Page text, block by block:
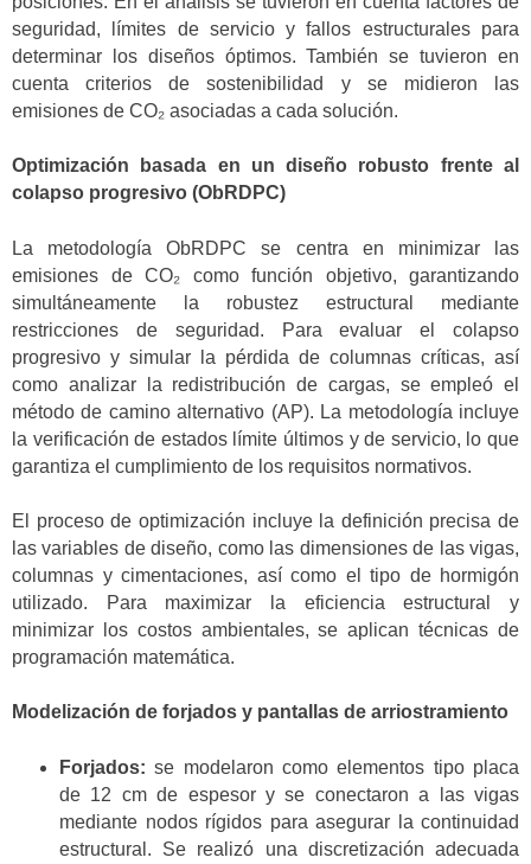
seguridad, límites de servicio y fallos estructurales para
determinar los diseños óptimos. También se tuvieron en
cuenta criterios de sostenibilidad y se midieron las
emisiones de CO₂ asociadas a cada solución.
Optimización basada en un diseño robusto frente al
colapso progresivo (ObRDPC)
La metodología ObRDPC se centra en minimizar las
emisiones de CO₂ como función objetivo, garantizando
simultáneamente la robustez estructural mediante
restricciones de seguridad. Para evaluar el colapso
progresivo y simular la pérdida de columnas críticas, así
como analizar la redistribución de cargas, se empleó el
método de camino alternativo (AP). La metodología incluye
la verificación de estados límite últimos y de servicio, lo que
garantiza el cumplimiento de los requisitos normativos.
El proceso de optimización incluye la definición precisa de
las variables de diseño, como las dimensiones de las vigas,
columnas y cimentaciones, así como el tipo de hormigón
utilizado. Para maximizar la eficiencia estructural y
minimizar los costos ambientales, se aplican técnicas de
programación matemática.
Modelización de forjados y pantallas de arriostramiento
Forjados: se modelaron como elementos tipo placa
de 12 cm de espesor y se conectaron a las vigas
mediante nodos rígidos para asegurar la continuidad
estructural. Se realizó una discretización adecuada